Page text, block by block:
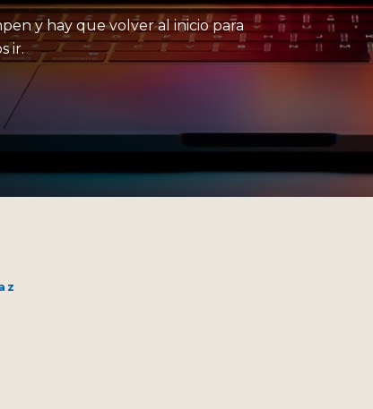
y hay que volver al inicio para
ir.